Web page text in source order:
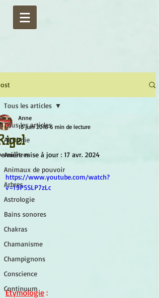
Tous les articles
Alchimie
Ancêtres
Animaux de pouvoir
Arbres
Astrologie
Bains sonores
Chakras
Chamanisme
Champignons
Conscience
Continuum
Tous les articles
Anne
16 juin 2018 6 min de lecture
mise à jour : 17 avr. 2024
https://www.youtube.com/watch?
v=f9P5SLP7zLc
Étymologie :